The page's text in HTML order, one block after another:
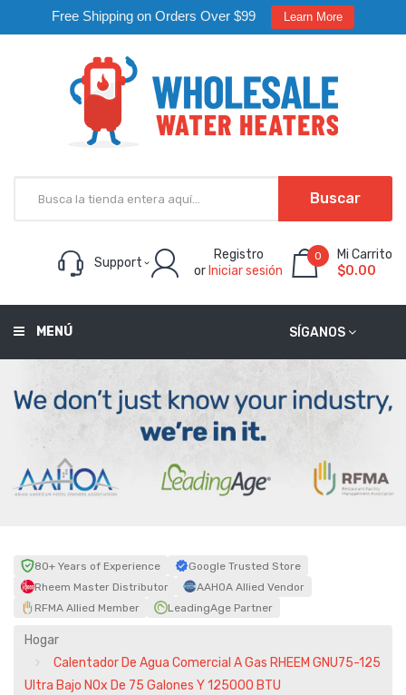
Free Shipping on Orders Over $99 Learn More
Buscar
Support
Registro
or Iniciar sesión
0
Mi Carrito
$0.00
SÍGANOS
MENÚ
80+ Years of Experience
Google Trusted Store
Rheem Master Distributor
AAHOA Allied Vendor
RFMA Allied Member
LeadingAge Partner
Hogar
Calentador De Agua Comercial A Gas RHEEM GNU75-125
Ultra Bajo NOx De 75 Galones Y 125000 BTU